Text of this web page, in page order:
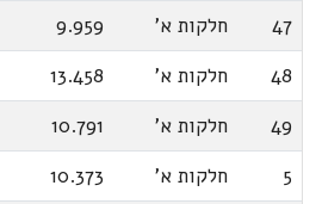
47
חלקות א' 9.959
48
חלקות א' 13.458
49
חלקות א' 10.791
5
חלקות א' 10.373